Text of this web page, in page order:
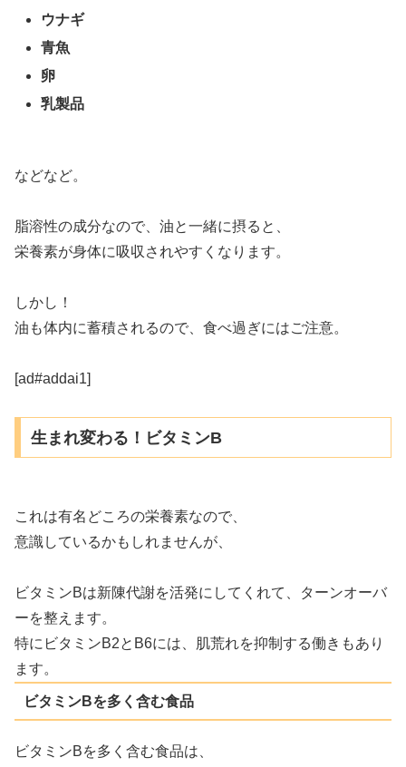
ウナギ
青魚
卵
乳製品
などなど。
脂溶性の成分なので、油と一緒に摂ると、
栄養素が身体に吸収されやすくなります。
しかし！
油も体内に蓄積されるので、食べ過ぎにはご注意。
[ad#addai1]
生まれ変わる！ビタミンB
これは有名どころの栄養素なので、
意識しているかもしれませんが、
ビタミンBは新陳代謝を活発にしてくれて、ターンオーバ
ーを整えます。
特にビタミンB2とB6には、肌荒れを抑制する働きもあり
ます。
ビタミンBを多く含む食品
ビタミンBを多く含む食品は、